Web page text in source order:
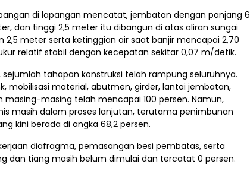
di lapangan mencatat, jembatan dengan panjang 6
dan tinggi 2,5 meter itu dibangun di atas aliran sungai
2,5 meter serta ketinggian air saat banjir mencapai 2,70
relatif stabil dengan kecepatan sekitar 0,07 m/detik.
sejumlah tahapan konstruksi telah rampung seluruhnya.
mobilisasi material, abutmen, girder, lantai jembatan,
masing-masing telah mencapai 100 persen. Namun,
masih dalam proses lanjutan, terutama penimbunan
kini berada di angka 68,2 persen.
diafragma, pemasangan besi pembatas, serta
dan tiang masih belum dimulai dan tercatat 0 persen.